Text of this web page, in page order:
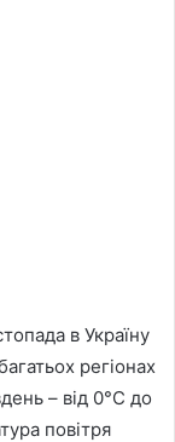
в Україну
регіонах
– від 0°C до
повітря